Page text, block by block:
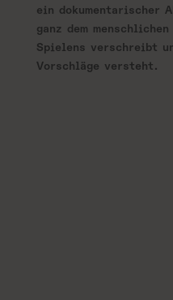
ein dokumentarischer
ganz dem
Spielens verschreibt
Vorschläge versteht.